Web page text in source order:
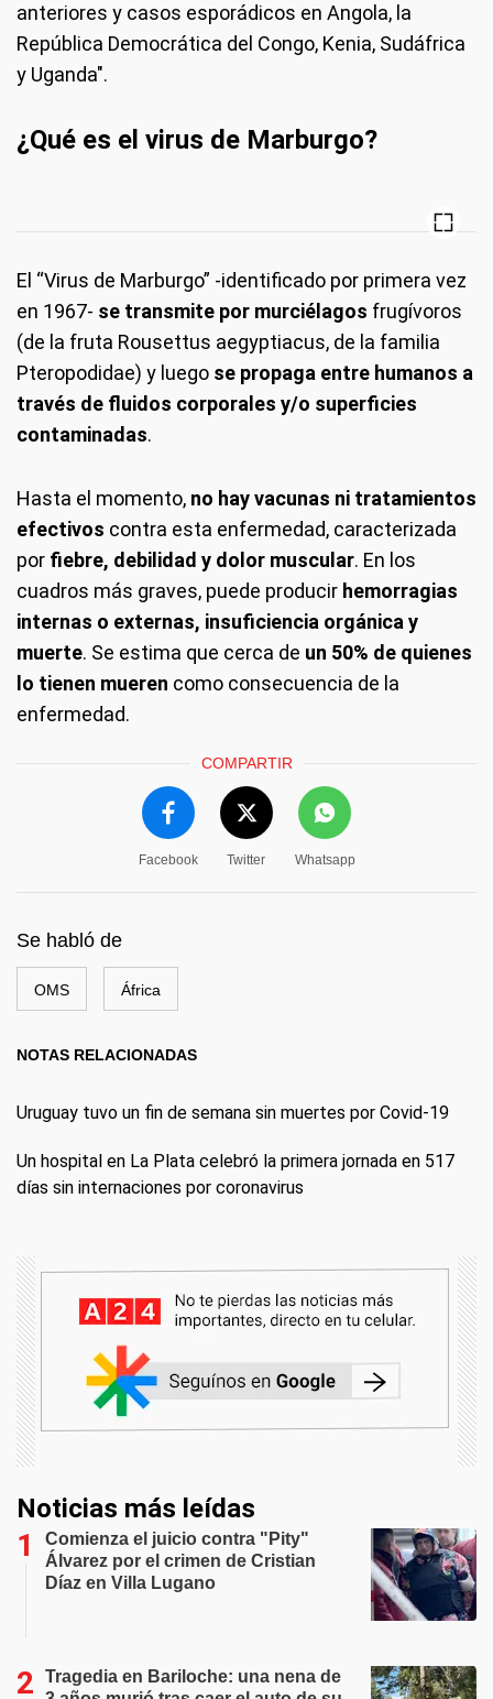
anteriores y casos esporádicos en Angola, la
República Democrática del Congo, Kenia, Sudáfrica
y Uganda".
¿Qué es el virus de Marburgo?
El “Virus de Marburgo” -identificado por primera vez
en 1967- se transmite por murciélagos frugívoros
(de la fruta Rousettus aegyptiacus, de la familia
Pteropodidae) y luego se propaga entre humanos a
través de fluidos corporales y/o superficies
contaminadas.
Hasta el momento, no hay vacunas ni tratamientos
efectivos contra esta enfermedad, caracterizada
por fiebre, debilidad y dolor muscular. En los
cuadros más graves, puede producir hemorragias
internas o externas, insuficiencia orgánica y
muerte. Se estima que cerca de un 50% de quienes
lo tienen mueren como consecuencia de la
enfermedad.
COMPARTIR
Facebook Twitter Whatsapp
Se habló de
OMS África
NOTAS RELACIONADAS
Uruguay tuvo un fin de semana sin muertes por Covid-19
Un hospital en La Plata celebró la primera jornada en 517
días sin internaciones por coronavirus
Noticias más leídas
Comienza el juicio contra "Pity"
Álvarez por el crimen de Cristian
Díaz en Villa Lugano
Tragedia en Bariloche: una nena de